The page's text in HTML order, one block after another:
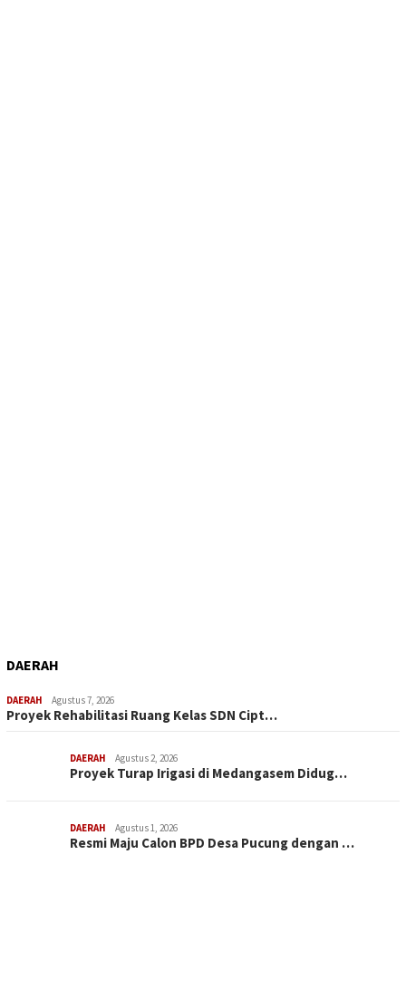
DAERAH
DAERAH Agustus 7, 2026
Proyek Rehabilitasi Ruang Kelas SDN Cipt…
DAERAH Agustus 2, 2026
Proyek Turap Irigasi di Medangasem Didug…
DAERAH Agustus 1, 2026
Resmi Maju Calon BPD Desa Pucung dengan …